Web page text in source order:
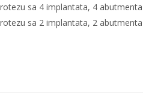
sa 4 implantata, 4
sa 2 implantata, 2